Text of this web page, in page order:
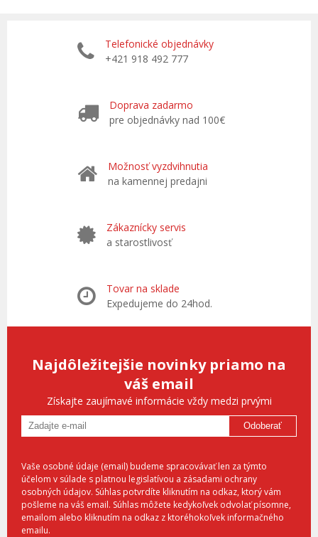
Telefonické objednávky
+421 918 492 777
Doprava zadarmo
pre objednávky nad 100€
Možnosť vyzdvihnutia
na kamennej predajni
Zákaznícky servis
a starostlivosť
Tovar na sklade
Expedujeme do 24hod.
Najdôležitejšie novinky priamo na
váš email
Získajte zaujímavé informácie vždy medzi prvými
Odoberať
Vaše osobné údaje (email) budeme spracovávať len za týmto
účelom v súlade s platnou legislatívou a zásadami ochrany
osobných údajov. Súhlas potvrdíte kliknutím na odkaz, ktorý vám
pošleme na váš email. Súhlas môžete kedykoľvek odvolať písomne,
emailom alebo kliknutím na odkaz z ktoréhokoľvek informačného
emailu.